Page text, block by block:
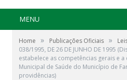
MENU
Home » Publicações Oficiais »
038/1995, DE 26 DE JUNHO DE 1995
estabelece as competências gerais e
Municipal de Saúde do Município de
providências)